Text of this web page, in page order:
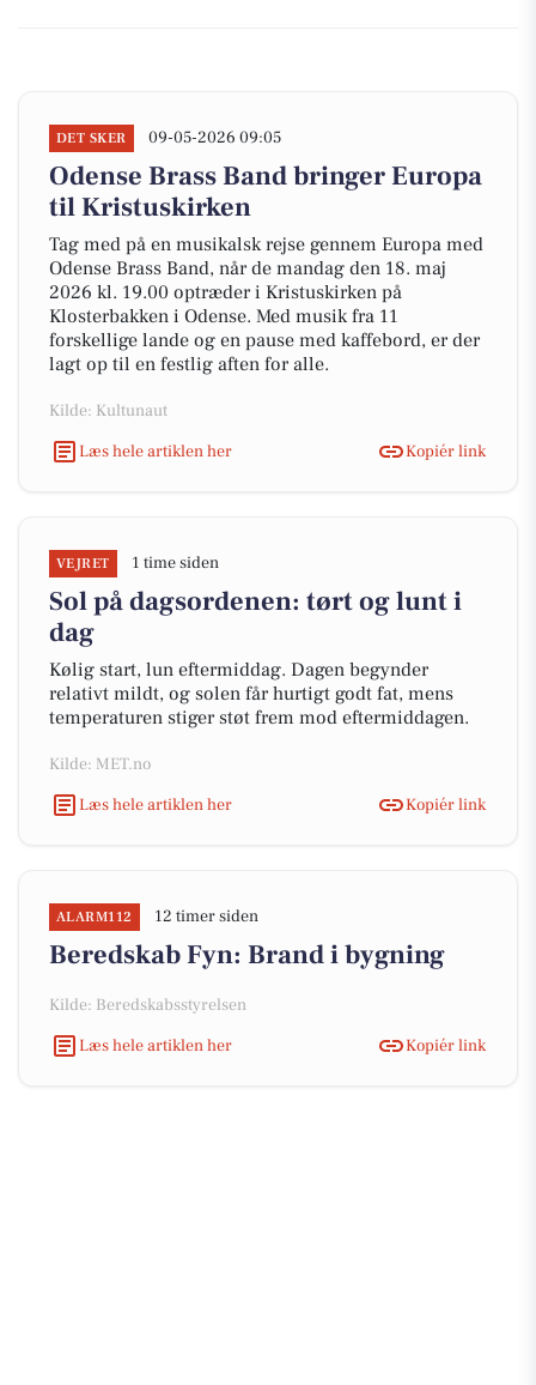
DET SKER 09-05-2026 09:05
Odense Brass Band bringer Europa
til Kristuskirken
Tag med på en musikalsk rejse gennem Europa med
Odense Brass Band, når de mandag den 18. maj
2026 kl. 19.00 optræder i Kristuskirken på
Klosterbakken i Odense. Med musik fra 11
forskellige lande og en pause med kaffebord, er der
lagt op til en festlig aften for alle.
Kilde: Kultunaut
Læs hele artiklen her
Kopiér link
VEJRET 1 time siden
Sol på dagsordenen: tørt og lunt i
dag
Kølig start, lun eftermiddag. Dagen begynder
relativt mildt, og solen får hurtigt godt fat, mens
temperaturen stiger støt frem mod eftermiddagen.
Kilde: MET.no
Læs hele artiklen her
Kopiér link
ALARM112 12 timer siden
Beredskab Fyn: Brand i bygning
Kilde: Beredskabsstyrelsen
Læs hele artiklen her
Kopiér link